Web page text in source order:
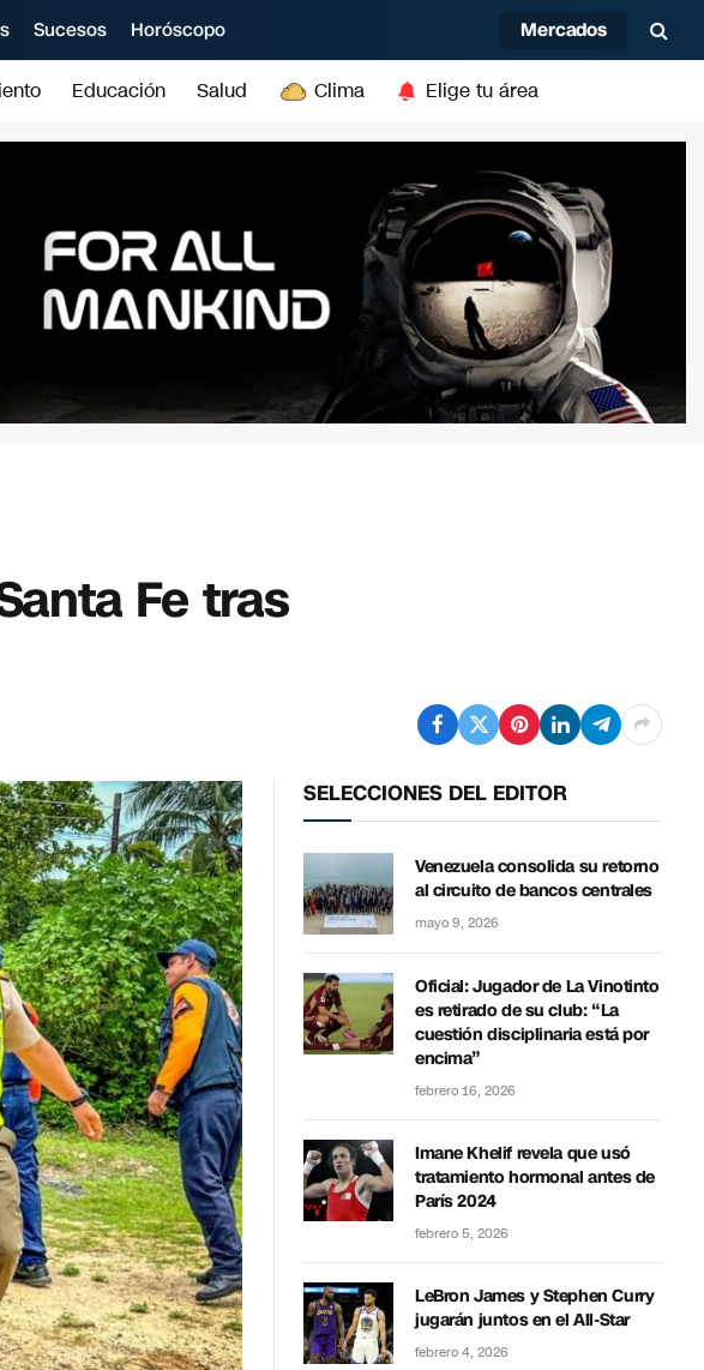
Sucesos Horóscopo Mercados
Educación Salud Clima Elige tu área
Fe tras
SELECCIONES DEL EDITOR
Venezuela consolida su retorno
al circuito de bancos centrales
mayo 9, 2026
Oficial: Jugador de La Vinotinto
es retirado de su club: “La
cuestión disciplinaria está por
encima”
febrero 16, 2026
Imane Khelif revela que usó
tratamiento hormonal antes de
París 2024
febrero 5, 2026
LeBron James y Stephen Curry
jugarán juntos en el All-Star
febrero 4, 2026